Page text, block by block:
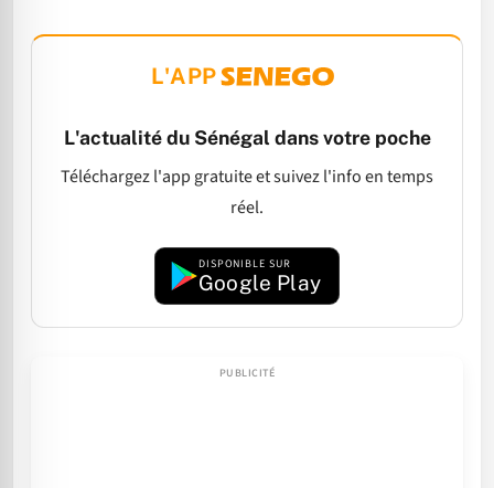
L'APP
L'actualité du Sénégal dans votre poche
Téléchargez l'app gratuite et suivez l'info en temps
réel.
DISPONIBLE SUR
Google Play